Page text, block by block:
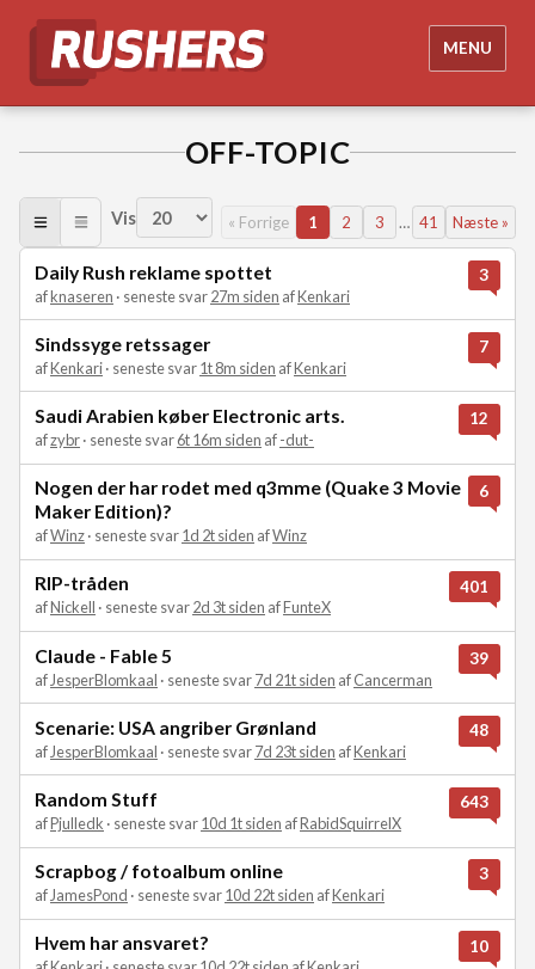
MENU
OFF-TOPIC
Vis « Forrige 1 2 3 … 41 Næste »
Daily Rush reklame spottet
afknaseren · seneste svar27m siden afKenkari
3
Sindssyge retssager
afKenkari· seneste svar1t 8m siden afKenkari
7
Saudi Arabien køber Electronic arts.
afzybr· seneste svar6t 16m siden af-dut-
12
Nogen der har rodet med q3mme (Quake 3 Movie
Maker Edition)?
afWinz· seneste svar1d 2t siden afWinz
6
RIP-tråden
afNickell · seneste svar2d 3t siden afFunteX
401
Claude - Fable 5
af JesperBlomkaal · seneste svar7d 21t siden afCancerman
39
Scenarie: USA angriber Grønland
af JesperBlomkaal · seneste svar7d 23t siden afKenkari
48
Random Stuff
afPjulledk · seneste svar10d 1t siden afRabidSquirrelX
643
Scrapbog / fotoalbum online
af JamesPond · seneste svar10d 22t siden afKenkari
3
Hvem har ansvaret? 10